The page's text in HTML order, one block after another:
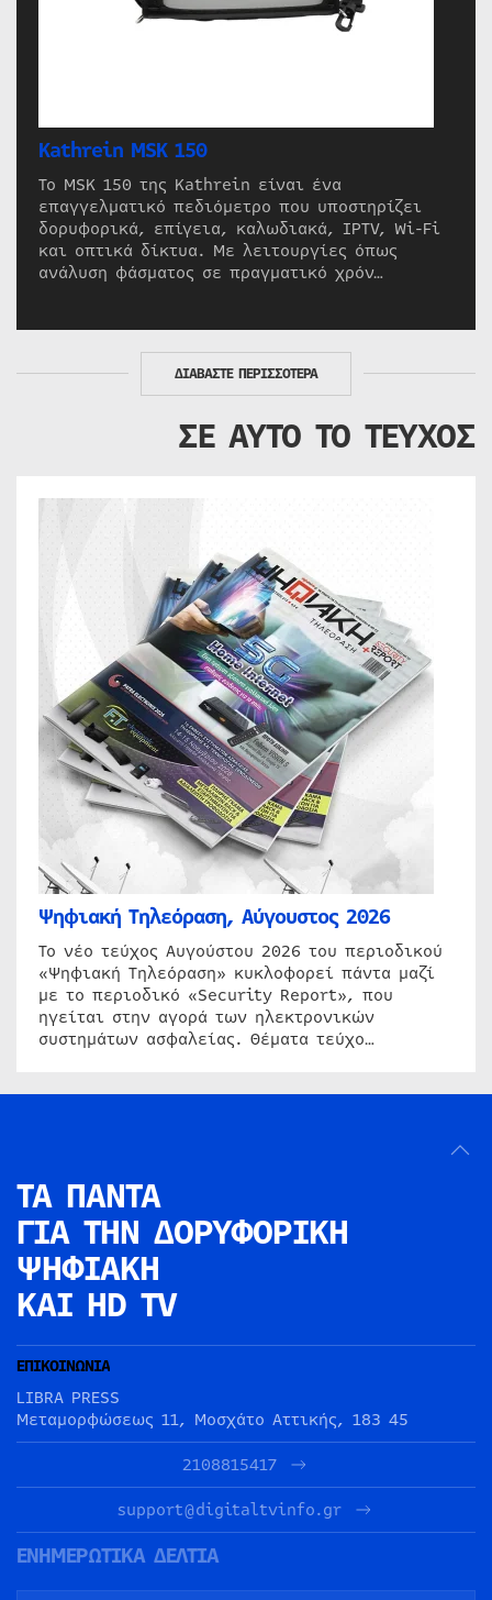
Kathrein MSK 150
Το MSK 150 της Kathrein είναι ένα
επαγγελματικό πεδιόμετρο που υποστηρίζει
δορυφορικά, επίγεια, καλωδιακά, IPTV, Wi-Fi
και οπτικά δίκτυα. Με λειτουργίες όπως
ανάλυση φάσματος σε πραγματικό χρόν…
ΔΙΑΒΑΣΤΕ ΠΕΡΙΣΣΟΤΕΡΑ
ΣΕ ΑΥΤΟ ΤΟ ΤΕΥΧΟΣ
Ψηφιακή Τηλεόραση, Αύγουστος 2026
Το νέο τεύχος Αυγούστου 2026 του περιοδικού
«Ψηφιακή Τηλεόραση» κυκλοφορεί πάντα μαζί
με το περιοδικό «Security Report», που
ηγείται στην αγορά των ηλεκτρονικών
συστημάτων ασφαλείας. Θέματα τεύχο…
ΤΑ ΠΑΝΤΑ
ΓΙΑ ΤΗΝ ΔΟΡΥΦΟΡΙΚΗ
ΨΗΦΙΑΚΗ
ΚΑΙ HD TV
ΕΠΙΚΟΙΝΩΝΙΑ
LIBRA PRESS
Μεταμορφώσεως 11, Μοσχάτο Αττικής, 183 45
2108815417
support@digitaltvinfo.gr
ΕΝΗΜΕΡΩΤΙΚΑ ΔΕΛΤΙΑ